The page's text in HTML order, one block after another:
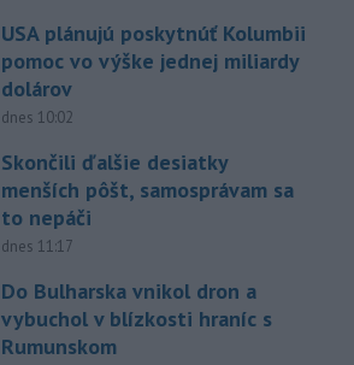
USA plánujú poskytnúť Kolumbii
pomoc vo výške jednej miliardy
dolárov
dnes 10:02
Skončili ďalšie desiatky
menších pôšt, samosprávam sa
to nepáči
dnes 11:17
Do Bulharska vnikol dron a
vybuchol v blízkosti hraníc s
Rumunskom